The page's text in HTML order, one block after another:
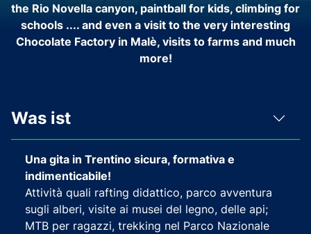
the Rio Novella canyon, paintball for kids, climbing for
schools .... and even a visit to the very interesting
Chocolate Factory in Malè, visits to farms and much
more!
Was ist
Una gita in Trentino sicura, formativa e
indimenticabile!
Attività quali rafting didattico, parco avventura
sugli alberi, visite ai musei del legno, delle api;
MTB per ragazzi, trekking nel Parco Nazionale